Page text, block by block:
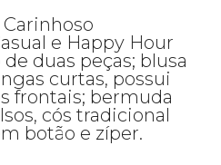
Carinhoso
e Happy Hour
duas peças; blusa
curtas, possui
frontais; bermuda
cós tradicional
botão e zíper.